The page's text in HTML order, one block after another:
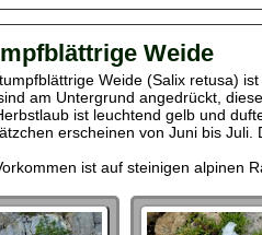
Weide
Weide (Salix retusa)
am Untergrund angedrückt,
ist leuchtend gelb und
erscheinen von Juni bis Juli.
ist auf steinigen alpinen